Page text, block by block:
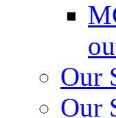
Our
Our